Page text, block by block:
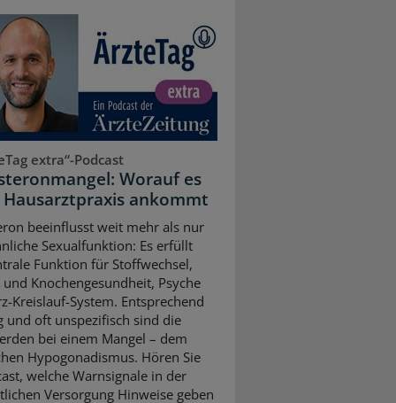
extra“-Podcast
Worauf es
ankommt
beeinflusst weit mehr als nur
Sexualfunktion: Es erfüllt
Funktion für Stoffwechsel,
Knochengesundheit, Psyche
Kreislauf-System. Entsprechend
und oft unspezifisch sind die
bei einem Mangel – dem
Hypogonadismus. Hören Sie
welche Warnsignale in der
Versorgung Hinweise geben